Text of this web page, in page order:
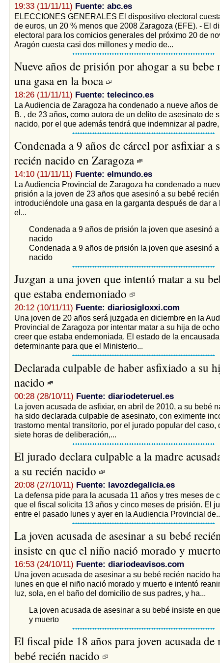
19:33 (11/11/11) Fuente: abc.es
ELECCIONES GENERALES El dispositivo electoral
de euros, un 20 % menos que 2008 Zaragoza (EFE). - El
electoral para los comicios generales del próximo 20 de
Aragón cuesta casi dos millones y medio de...
Nueve años de prisión por ahogar a su bebe
una gasa en la boca
18:26 (11/11/11) Fuente: telecinco.es
La Audiencia de Zaragoza ha condenado a nueve años de
B. , de 23 años, como autora de un delito de asesinato de
nacido, por el que además tendrá que indemnizar al
Condenada a 9 años de cárcel por asfixiar a
recién nacido en Zaragoza
14:10 (11/11/11) Fuente: elmundo.es
La Audiencia Provincial de Zaragoza ha condenado a
prisión a la joven de 23 años que asesinó a su bebé
introduciéndole una gasa en la garganta después de dar a
el...
Condenada a 9 años de prisión la joven que asesinó
nacido
Condenada a 9 años de prisión la joven que asesinó
nacido
Juzgan a una joven que intentó matar a su
que estaba endemoniado
20:12 (10/11/11) Fuente: diariosigloxxi.com
Una joven de 20 años será juzgada en diciembre en la
Provincial de Zaragoza por intentar matar a su hija de
creer que estaba endemoniada. El estado de la
determinante para que el Ministerio...
Declarada culpable de haber asfixiado a su
nacido
00:28 (28/10/11) Fuente: diariodeteruel.es
La joven acusada de asfixiar, en abril de 2010, a su bebé
ha sido declarada culpable de asesinato, con eximente
trastorno mental transitorio, por el jurado popular del caso,
siete horas de deliberación,...
El jurado declara culpable a la madre
a su recién nacido
20:08 (27/10/11) Fuente: lavozdegalicia.es
La defensa pide para la acusada 11 años y tres meses de
que el fiscal solicita 13 años y cinco meses de prisión. El
entre el pasado lunes y ayer en la Audiencia Provincial
La joven acusada de asesinar a su bebé
insiste en que el niño nació morado y
16:53 (24/10/11) Fuente: diariodeavisos.com
Una joven acusada de asesinar a su bebé recién nacido
lunes en que el niño nació morado y muerto e intentó
luz, sola, en el baño del domicilio de sus padres, y ha...
La joven acusada de asesinar a su bebé insiste en
y muerto
El fiscal pide 18 años para joven acusada de
bebé recién nacido